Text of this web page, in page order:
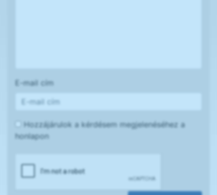
E-mail cím
Hozzájárulok a kérdésem megjelenéséhez a
honlapon